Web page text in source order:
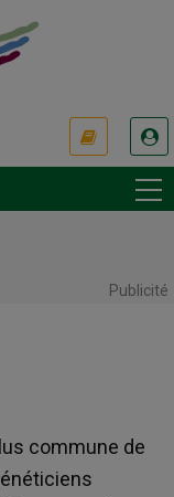
Publicité
commune de